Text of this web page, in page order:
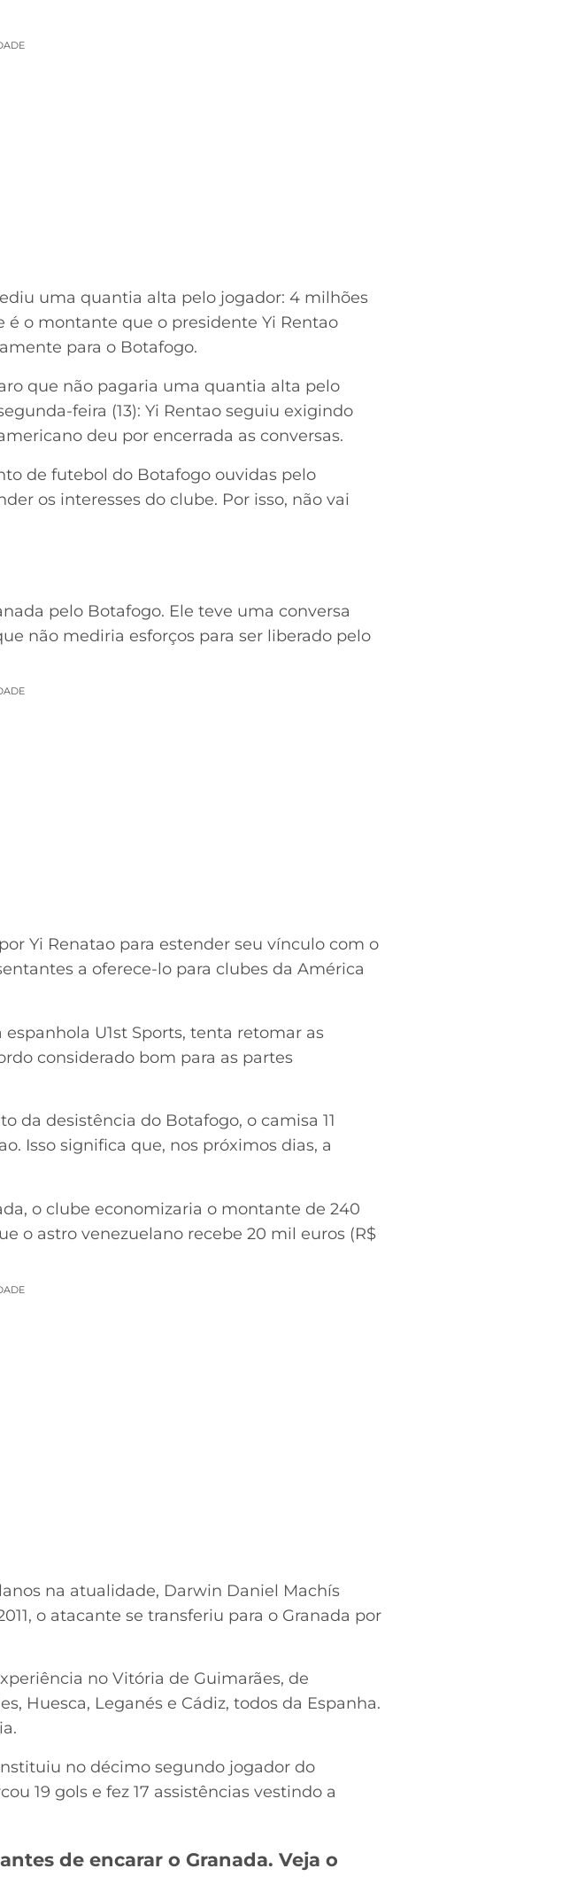
uma quantia alta pelo jogador: 4 milhões
é o montante que o presidente Yi Rentao
para o Botafogo.
que não pagaria uma quantia alta pelo
feira (13): Yi Rentao seguiu exigindo
deu por encerrada as conversas.
de futebol do Botafogo ouvidas pelo
os interesses do clube. Por isso, não vai
pelo Botafogo. Ele teve uma conversa
não mediria esforços para ser liberado pelo
Yi Renatao para estender seu vínculo com o
a oferece-lo para clubes da América
U1st Sports, tenta retomar as
considerado bom para as partes
da desistência do Botafogo, o camisa 11
Isso significa que, nos próximos dias, a
o clube economizaria o montante de 240
o astro venezuelano recebe 20 mil euros (R$
na atualidade, Darwin Daniel Machís
o atacante se transferiu para o Granada por
no Vitória de Guimarães, de
Huesca, Leganés e Cádiz, todos da Espanha.
no décimo segundo jogador do
19 gols e fez 17 assistências vestindo a
de encarar o Granada. Veja o